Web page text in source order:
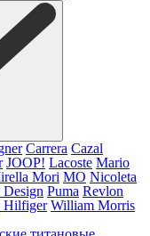
Carrera Cazal
JOOP! Lacoste Mario
Mori MO Nicoleta
Design Puma Revlon
Hilfiger William Morris